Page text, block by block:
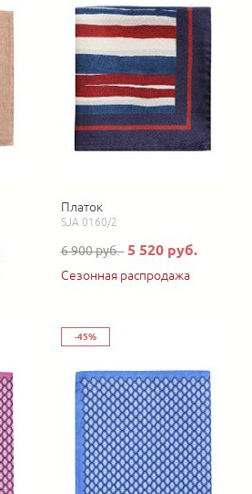
Платок
SJA 0160/2
6 900 руб. 5 520 руб.
Сезонная распродажа
-45%